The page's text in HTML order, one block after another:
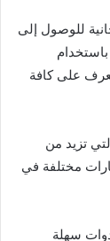
للوصول إلى
على كافة
تزيد من
مختلفة في
سهلة